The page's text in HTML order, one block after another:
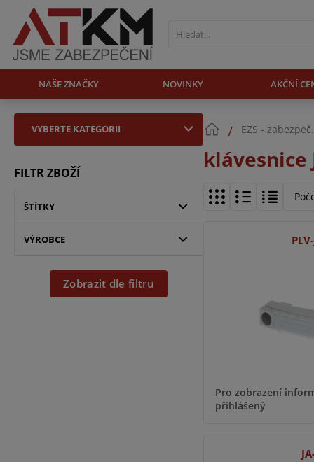
NAŠE ZNAČKY NOVINKY AKČNÍ
VYBERTE KATEGORII
FILTR ZBOŽÍ
ŠTÍTKY
VÝROBCE
Zobrazit dle filtru
EZS -
klávesnice
Pro zobrazení
přihlášený